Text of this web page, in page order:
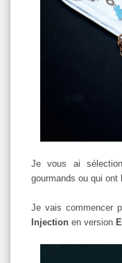
Je vous ai
gourmands ou qui
Je vais commencer
Injection en version